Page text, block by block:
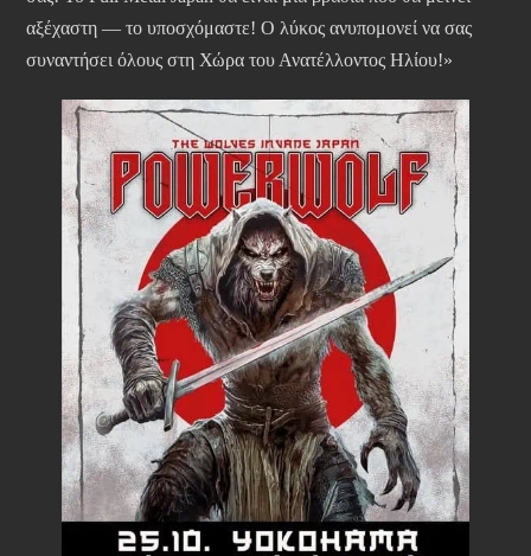
αξέχαστη — το υποσχόμαστε! Ο λύκος ανυπομονεί να σας
συναντήσει όλους στη Χώρα του Ανατέλλοντος Ηλίου!»